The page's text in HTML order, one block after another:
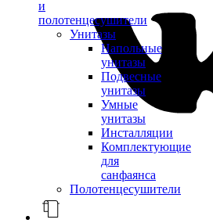
и
полотенцесушители
Унитазы
Напольные
унитазы
Подвесные
унитазы
Умные
унитазы
Инсталляции
Комплектующие
для
санфаянса
Полотенцесушители